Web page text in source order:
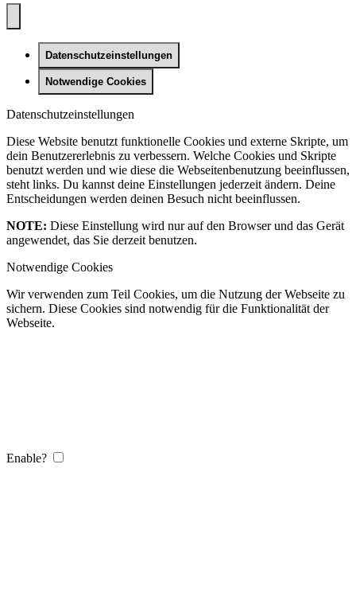
Datenschutzeinstellungen
Notwendige Cookies
Datenschutzeinstellungen
Diese Website benutzt funktionelle Cookies und externe Skripte, um
dein Benutzererlebnis zu verbessern. Welche Cookies und Skripte
benutzt werden und wie diese die Webseitenbenutzung beeinflussen,
steht links. Du kannst deine Einstellungen jederzeit ändern. Deine
Entscheidungen werden deinen Besuch nicht beeinflussen.
NOTE: Diese Einstellung wird nur auf den Browser und das Gerät
angewendet, das Sie derzeit benutzen.
Notwendige Cookies
Wir verwenden zum Teil Cookies, um die Nutzung der Webseite zu
sichern. Diese Cookies sind notwendig für die Funktionalität der
Webseite.
Enable?